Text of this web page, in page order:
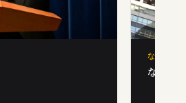
なぜ「フ
なぜ「